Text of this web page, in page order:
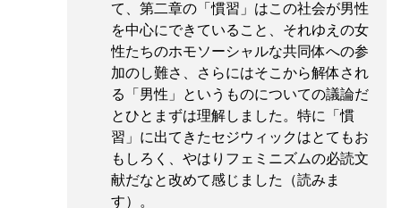
て、第二章の「慣習」はこの社会が男性
を中心にできていること、それゆえの女
性たちのホモソーシャルな共同体への参
加のし難さ、さらにはそこから解体され
る「男性」というものについての議論だ
とひとまずは理解しました。特に「慣
習」に出てきたセジウィックはとてもお
もしろく、やはりフェミニズムの必読文
献だなと改めて感じました（読みま
す）。